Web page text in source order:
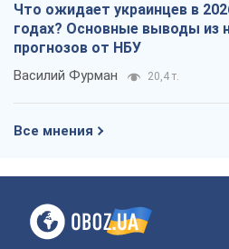
Что ожидает украинцев в
годах? Основные выводы из
прогнозов от НБУ
Василий Фурман 20,4 т.
Все мнения